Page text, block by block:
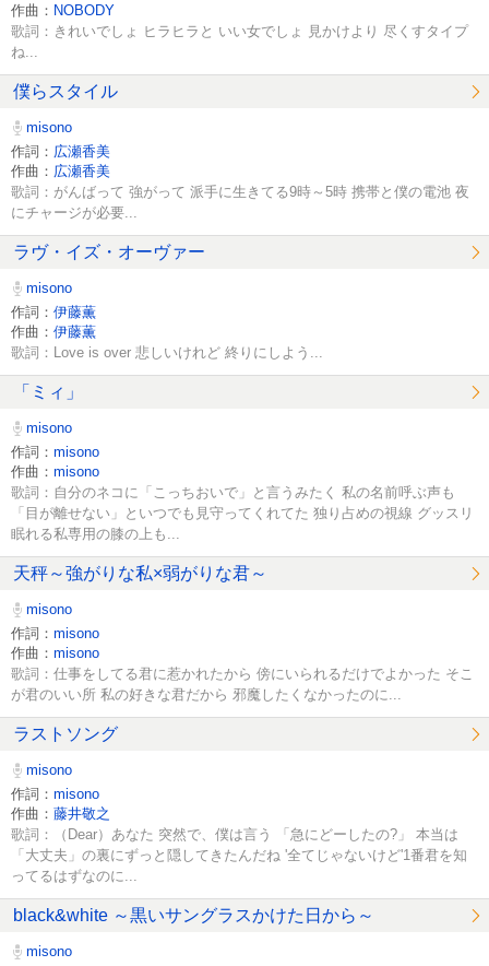
作曲： NOBODY
歌詞：きれいでしょ ヒラヒラと いい女でしょ 見かけより 尽くすタイプ
ね...
僕らスタイル
misono
作詞： 広瀬香美
作曲： 広瀬香美
歌詞：がんばって 強がって 派手に生きてる9時～5時 携帯と僕の電池 夜
にチャージが必要...
ラヴ・イズ・オーヴァー
misono
作詞： 伊藤薫
作曲： 伊藤薫
歌詞：Love is over 悲しいけれど 終りにしよう...
「ミィ」
misono
作詞： misono
作曲： misono
歌詞：自分のネコに「こっちおいで」と言うみたく 私の名前呼ぶ声も
「目が離せない」といつでも見守ってくれてた 独り占めの視線 グッスリ
眠れる私専用の膝の上も...
天秤～強がりな私×弱がりな君～
misono
作詞： misono
作曲： misono
歌詞：仕事をしてる君に惹かれたから 傍にいられるだけでよかった そこ
が君のいい所 私の好きな君だから 邪魔したくなかったのに...
ラストソング
misono
作詞： misono
作曲： 藤井敬之
歌詞：（Dear）あなた 突然で、僕は言う 「急にどーしたの?」 本当は
「大丈夫」の裏にずっと隠してきたんだね '全てじゃないけど'1番君を知
ってるはずなのに...
black&white ～黒いサングラスかけた日から～
misono